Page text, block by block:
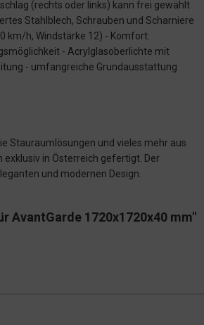
(rechts oder links) kann frei gewählt
Stahlblech, Schrauben und Scharniere
km/h, Windstärke 12) - Komfort:
- Acrylglasoberlichte mit
- umfangreiche Grundausstattung
Stauraumlösungen und vieles mehr aus
in Österreich gefertigt. Der
und modernen Design.
AvantGarde 1720x1720x40 mm"